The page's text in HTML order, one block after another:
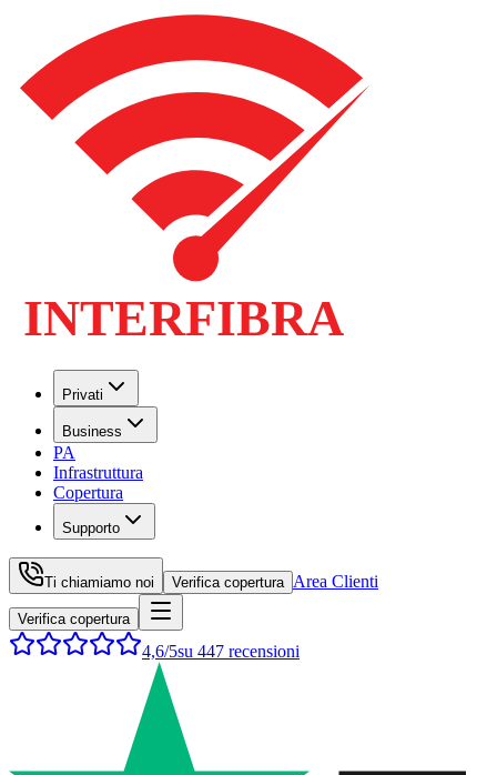
Privati
Business
PA
Infrastruttura
Copertura
Supporto
Ti chiamiamo noi Verifica copertura Area Clienti
Verifica copertura
4,6/5su 447 recensioni